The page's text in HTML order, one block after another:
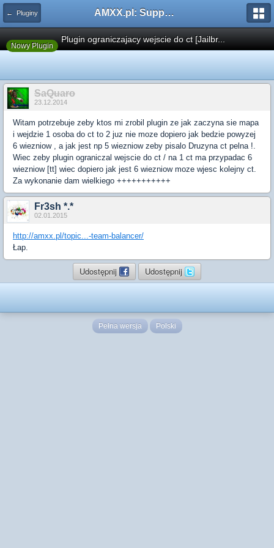
← Pluginy AMXX.pl: Support AMX Mod X i SourceMod
Nowy Plugin
Plugin ograniczajacy wejscie do ct [Jailbr...
SaQuaro
23.12.2014
Witam potrzebuje zeby ktos mi zrobil plugin ze jak zaczyna sie mapa
i wejdzie 1 osoba do ct to 2 juz nie moze dopiero jak bedzie powyzej
6 wiezniow , a jak jest np 5 wiezniow zeby pisalo Druzyna ct pelna !.
Wiec zeby plugin ograniczal wejscie do ct / na 1 ct ma przypadac 6
wiezniow [tt] wiec dopiero jak jest 6 wiezniow moze wjesc kolejny ct.
Za wykonanie dam wielkiego +++++++++++
Fr3sh *.*
02.01.2015
http://amxx.pl/topic...-team-balancer/
Łap.
Udostępnij Udostępnij
Pełna wersja Polski